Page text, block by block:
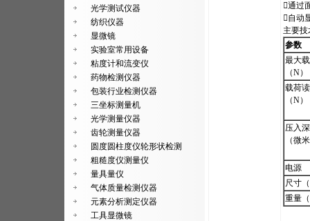
光学测试仪器
纺织仪器
显微镜
实验室常用设备
粘度计和流变仪
药物检测仪器
包装行业检测仪器
三坐标测量机
光学测量仪器
齿轮测量仪器
圆度圆柱度仪轮形状检测
粗糙度仪测量仪
量具量仪
气体质量检测仪器
元素分析测定仪器
工具显微镜
通过
自动
主要
参数
最大
（N）
载荷
（N）
压入
（微
电源
尺寸（
重量（